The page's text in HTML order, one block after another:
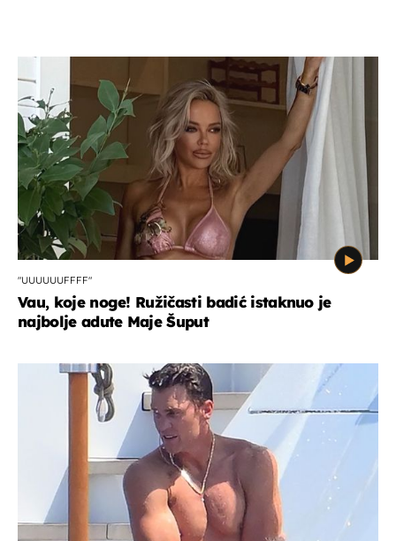
"UUUUUUFFFF"
Vau, koje noge! Ružičasti badić istaknuo je
najbolje adute Maje Šuput